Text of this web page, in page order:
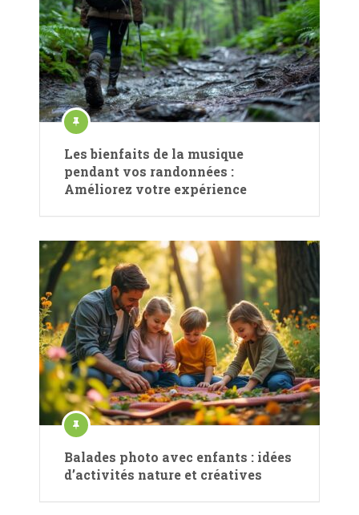
Les bienfaits de la musique
pendant vos randonnées :
Améliorez votre expérience
Balades photo avec enfants : idées
d’activités nature et créatives